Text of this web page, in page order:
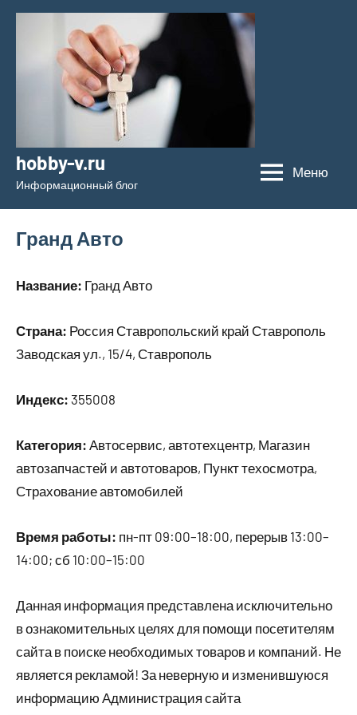
Перейти
содержимому
hobby-v.ru
Информационный блог
Меню
Гранд Авто
Название: Гранд Авто
Страна: Россия Ставропольский край Ставрополь
Заводская ул., 15/4, Ставрополь
Индекс: 355008
Категория: Автосервис, автотехцентр, Магазин
автозапчастей и автотоваров, Пункт техосмотра,
Страхование автомобилей
Время работы: пн-пт 09:00–18:00, перерыв 13:00–
14:00; сб 10:00–15:00
Данная информация представлена исключительно
в ознакомительных целях для помощи посетителям
сайта в поиске необходимых товаров и компаний. Не
является рекламой! За неверную и изменившуюся
информацию Администрация сайта